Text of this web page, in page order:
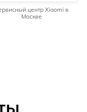
центр Xiaomi в
Москве